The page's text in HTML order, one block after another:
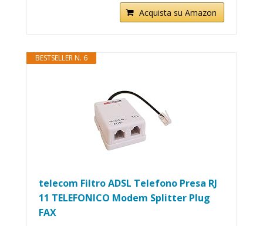
Acquista su Amazon
BESTSELLER N. 6
telecom Filtro ADSL Telefono Presa RJ
11 TELEFONICO Modem Splitter Plug
FAX